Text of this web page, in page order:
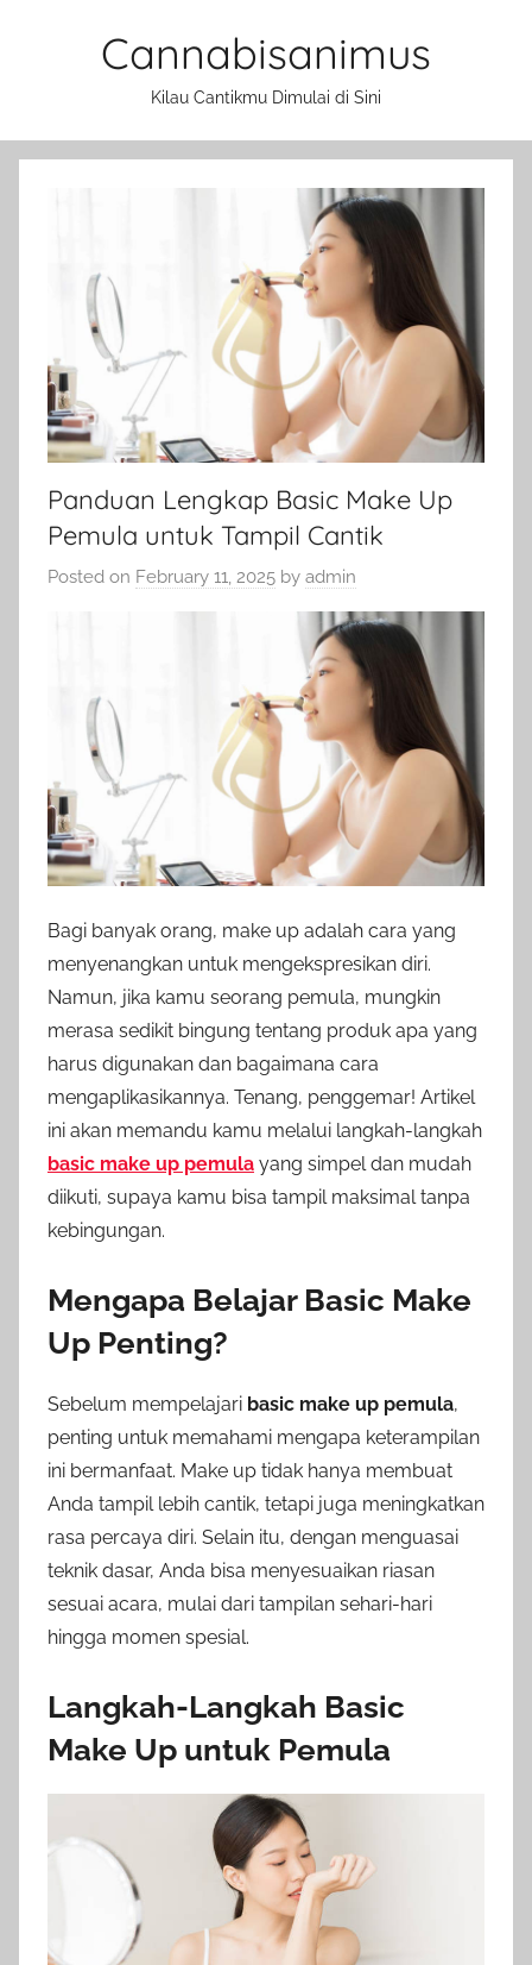
Cannabisanimus
Kilau Cantikmu Dimulai di Sini
Panduan Lengkap Basic Make Up
Pemula untuk Tampil Cantik
Posted on February 11, 2025 by admin
Bagi banyak orang, make up adalah cara yang
menyenangkan untuk mengekspresikan diri.
Namun, jika kamu seorang pemula, mungkin
merasa sedikit bingung tentang produk apa yang
harus digunakan dan bagaimana cara
mengaplikasikannya. Tenang, penggemar! Artikel
ini akan memandu kamu melalui langkah-langkah
basic make up pemula yang simpel dan mudah
diikuti, supaya kamu bisa tampil maksimal tanpa
kebingungan.
Mengapa Belajar Basic Make
Up Penting?
Sebelum mempelajari basic make up pemula,
penting untuk memahami mengapa keterampilan
ini bermanfaat. Make up tidak hanya membuat
Anda tampil lebih cantik, tetapi juga meningkatkan
rasa percaya diri. Selain itu, dengan menguasai
teknik dasar, Anda bisa menyesuaikan riasan
sesuai acara, mulai dari tampilan sehari-hari
hingga momen spesial.
Langkah-Langkah Basic
Make Up untuk Pemula